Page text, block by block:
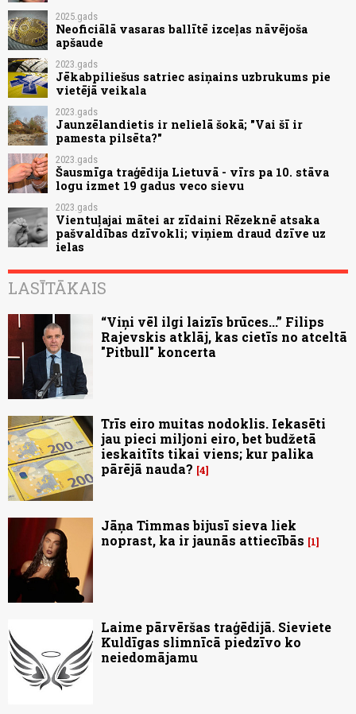
2025.gads
Neoficiālā vasaras ballītē izceļas nāvējoša
apšaude
2023.gads
Jēkabpiliešus satriec asiņains uzbrukums pie
vietējā veikala
2023.gads
Jaunzēlandietis ir nelielā šokā; "Vai šī ir
pamesta pilsēta?"
2023.gads
Šausmīga traģēdija Lietuvā - vīrs pa 10. stāva
logu izmet 19 gadus veco sievu
2023.gads
Vientuļajai mātei ar zīdaini Rēzeknē atsaka
pašvaldības dzīvokli; viņiem draud dzīve uz
ielas
LASĪTĀKAIS
“Viņi vēl ilgi laizīs brūces...” Filips
Rajevskis atklāj, kas cietīs no atceltā
"Pitbull" koncerta
Trīs eiro muitas nodoklis. Iekasēti
jau pieci miljoni eiro, bet budžetā
ieskaitīts tikai viens; kur palika
pārējā nauda? 4
Jāņa Timmas bijusī sieva liek
noprast, ka ir jaunās attiecībās
1
Laime pārvēršas traģēdijā. Sieviete
Kuldīgas slimnīcā piedzīvo ko
neiedomājamu